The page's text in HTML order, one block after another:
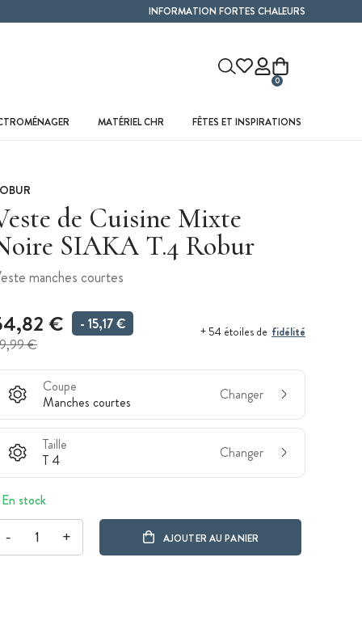
INFORMATION FORTES CHALEURS
0
MATÉRIEL CHR FÊTES ET INSPIRATIONS
de Cuisine Mixte
SIAKA T.4 Robur
manches courtes
€
€
- 15,17 € + 54 étoiles de fidélité
Coupe
Manches courtes
Changer
Taille
T 4
Changer
En stock
- + AJOUTER AU PANIER